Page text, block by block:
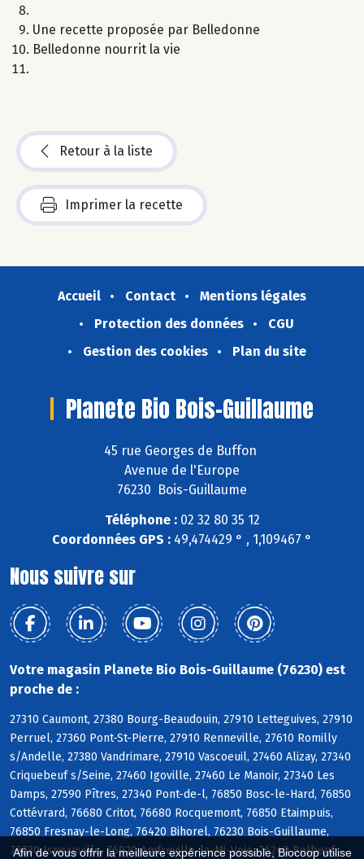
Afin de vous offrir la meilleure expérience possible, Biocoop utilise
Une recette proposée par Belledonne
Belledonne nourrit la vie
Retour à la liste
Imprimer la recette
Accueil Contact
Mentions légales
Protection des données
CGU
Gestion des cookies
Plan du site
Planete Bio Bois-Guillaume
45 rue Georges de Buffon
Avenue de l'Europe
76230 Bois-Guillaume
Téléphone :02 32 80 35 12
Coordonnées GPS : 49,474429 ° , 1,109467 °
Nous suivre sur
Votre magasin Planete Bio Bois-Guillaume (76230) est
proche de :
27310 Caumont, 27380 Bourg-Beaudouin, 27910 Letteguives, 27910
Perruel, 27360 Pont-St-Pierre, 27910 Renneville, 27610 Romilly
s/Andelle, 27380 Vandrimare, 27910 Vascoeuil, 27460 Alizay, 27340
Criquebeuf s/Seine, 27460 Igoville, 27460 Le Manoir, 27340 Les
Damps, 27590 Pîtres, 27340 Pont-de-l, 76850 Bosc-le-Hard, 76850
Cottévrard, 76680 Critot, 76680 Rocquemont, 76850 Etaimpuis,
76850 Fresnay-le-Long, 76420 Bihorel, 76230 Bois-Guillaume,
76230 Isneauville, 76920 Amfreville-la-Mi-Voie, 76240 Belbeuf,